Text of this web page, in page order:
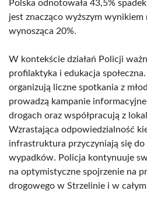
Polska odnotowała 43,5%
jest znacząco wyższym wynikiem
wynosząca 20%.
W kontekście działań Policji
profilaktyka i edukacja
organizują liczne spotkania z
prowadzą kampanie
drogach oraz współpracują z
Wzrastająca odpowiedzialność
infrastruktura przyczyniają się do
wypadków. Policja kontynuuje
na optymistyczne spojrzenie na
drogowego w Strzelinie i w